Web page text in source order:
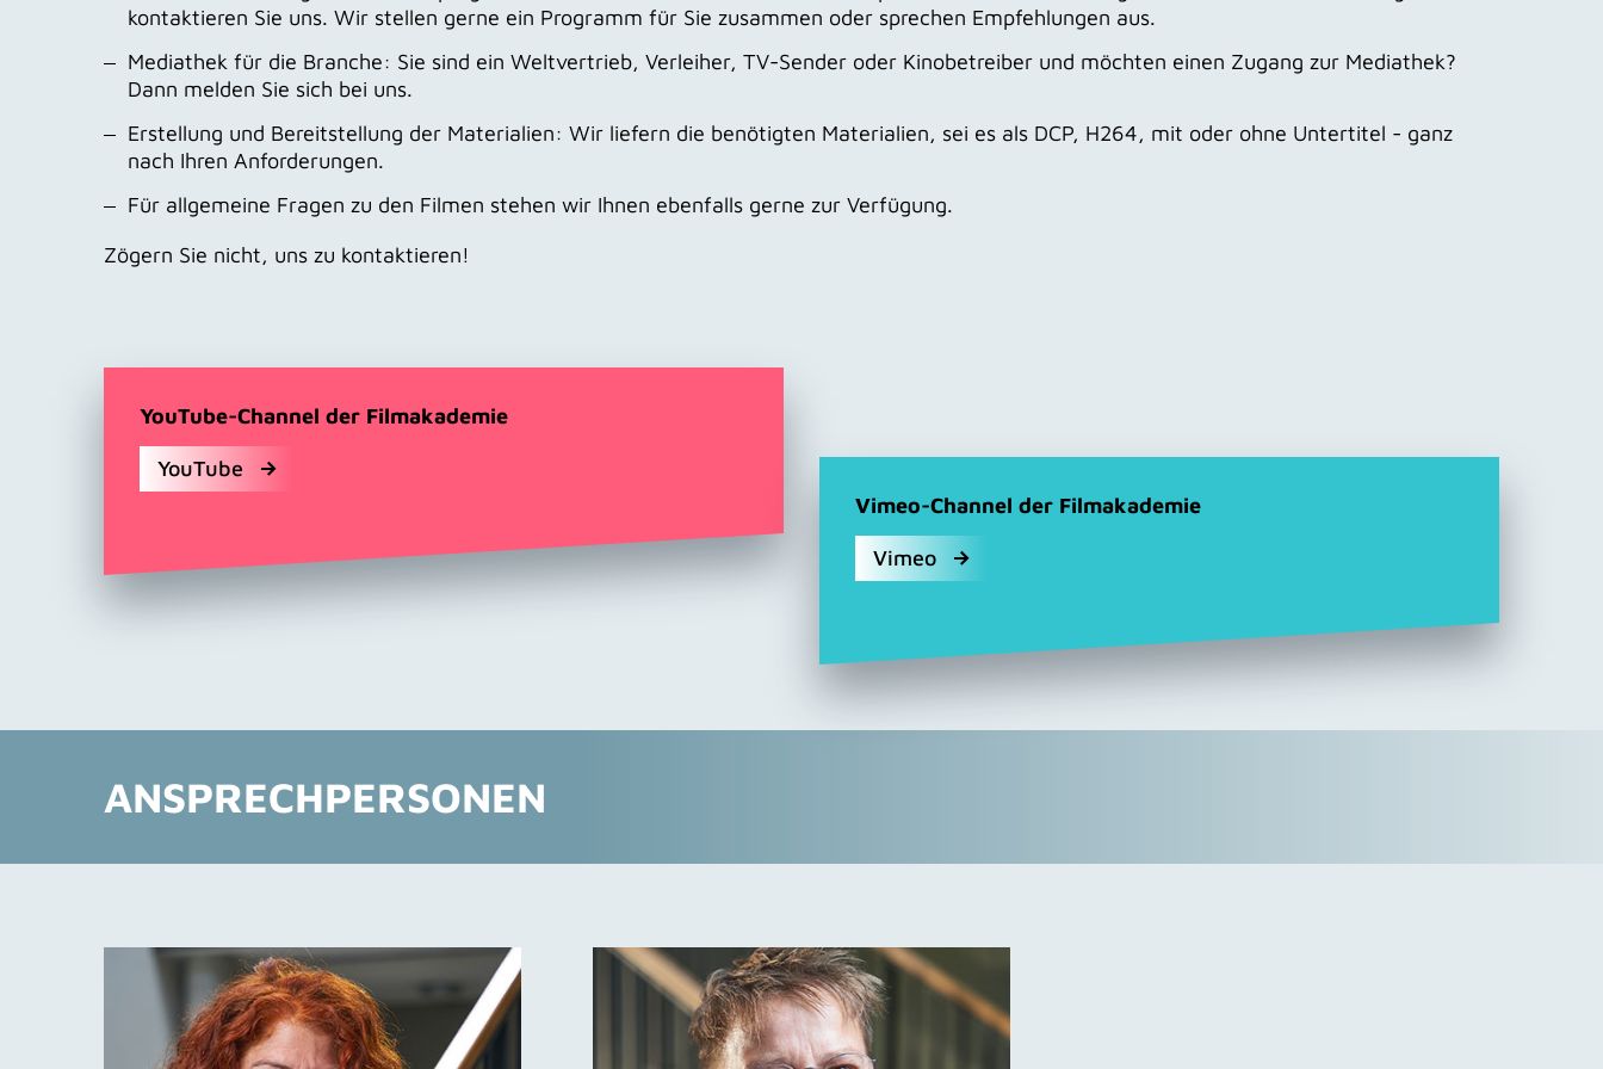
kontaktieren Sie uns. Wir stellen gerne ein Programm für Sie zusammen oder sprechen Empfehlungen aus.
Mediathek für die Branche: Sie sind ein Weltvertrieb, Verleiher, TV-Sender oder Kinobetreiber und möchten einen Zugang zur Mediathek?
Dann melden Sie sich bei uns.
Erstellung und Bereitstellung der Materialien: Wir liefern die benötigten Materialien, sei es als DCP, H264, mit oder ohne Untertitel - ganz
nach Ihren Anforderungen.
Für allgemeine Fragen zu den Filmen stehen wir Ihnen ebenfalls gerne zur Verfügung.
Zögern Sie nicht, uns zu kontaktieren!
YouTube-Channel der Filmakademie
YouTube
Vimeo-Channel der Filmakademie
Vimeo
ANSPRECHPERSONEN